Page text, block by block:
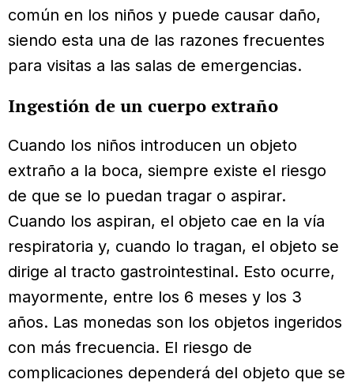
común en los niños y puede causar daño,
siendo esta una de las razones frecuentes
para visitas a las salas de emergencias.
Ingestión de un cuerpo extraño
Cuando los niños introducen un objeto
extraño a la boca, siempre existe el riesgo
de que se lo puedan tragar o aspirar.
Cuando los aspiran, el objeto cae en la vía
respiratoria y, cuando lo tragan, el objeto se
dirige al tracto gastrointestinal. Esto ocurre,
mayormente, entre los 6 meses y los 3
años. Las monedas son los objetos ingeridos
con más frecuencia. El riesgo de
complicaciones dependerá del objeto que se